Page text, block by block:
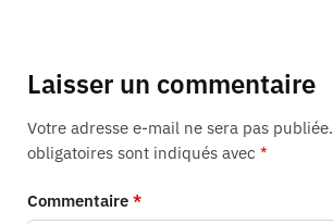
Laisser un commentaire
Votre adresse e-mail ne sera pas publiée.
obligatoires sont indiqués avec *
Commentaire *